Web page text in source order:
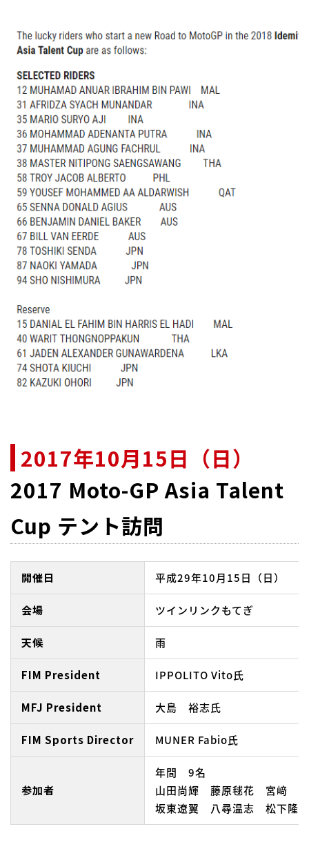
2017 Moto-GP Asia Talent
Cup テント訪問
2017年10月15日（日）
開催日 平成29年10月15日（日）
会場 ツインリンクもてぎ
天候 雨
FIM President IPPOLITO Vito氏
MFJ President 大島 裕志氏
FIM Sports Director MUNER Fabio氏
参加者
年間 9名
山田尚輝 藤原毬花 宮﨑
坂東遼翼 八尋温志 松下隆